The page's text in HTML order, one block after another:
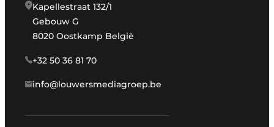
Kapellestraat 132/1
Gebouw G
8020 Oostkamp België
+32 50 36 81 70
info@louwersmediagroep.be